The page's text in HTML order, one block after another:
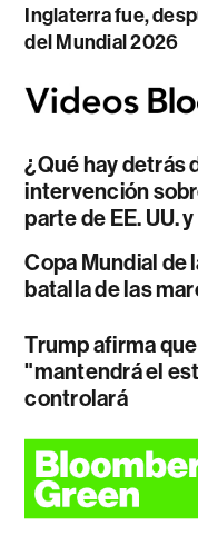
Inglaterra fue,
del Mundial 2026
¿Qué hay detrás
intervención
parte de EE. UU.
Copa Mundial de
batalla de las
Trump afirma que
"mantendrá el
controlará